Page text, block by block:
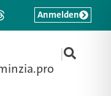
|
Anmelden